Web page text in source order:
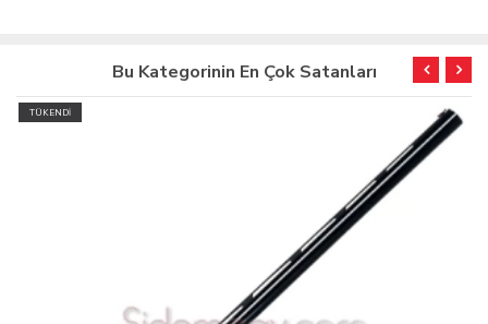
Bu Kategorinin En Çok Satanları
TÜKENDİ